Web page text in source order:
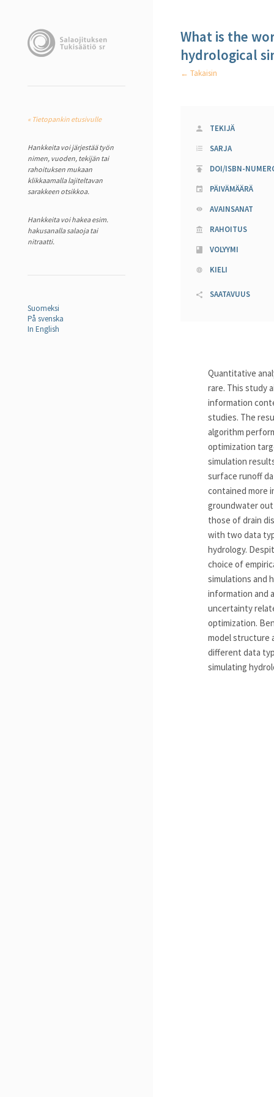
« Tietopankin etusivulle
Hankkeita voi järjestää työn
nimen, vuoden, tekijän tai
rahoituksen mukaan
klikkaamalla lajiteltavan
sarakkeen otsikkoa.
Hankkeita voi hakea esim.
hakusanalla salaoja tai
nitraatti.
Suomeksi
På svenska
In English
What is the
hydrological
← Takaisin
TEKIJÄ
SARJA
DOI/ISBN-
PÄIVÄMÄÄRÄ
AVAINSANAT
RAHOITUS
VOLYYMI
KIELI
SAATAVUUS
Quantitative
rare. This study
information
studies. The
algorithm
optimization
simulation
surface runoff
contained more
groundwater
those of drain
with two data
hydrology.
choice of
simulations and
information and
uncertainty
optimization.
model structure
different data
simulating